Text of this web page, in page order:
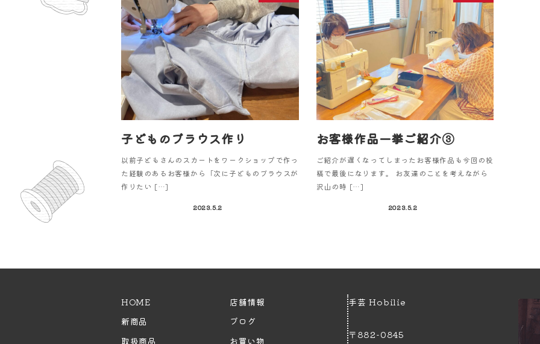
子どものブラウス作り
以前子どもさんのスカートをワークショップで作っ
た経験のあるお客様から「次に子どものブラウスが
作りたい […]
2023.5.2
お客様作品一挙ご紹介③
ご紹介が遅くなってしまったお客様作品も今回の投
稿で最後になります。 お友達のことを考えながら
沢山の時 […]
2023.5.2
HOME
新商品
取扱商品
店舗情報
ブログ
お買い物
手芸 Hobilie
〒882-0845